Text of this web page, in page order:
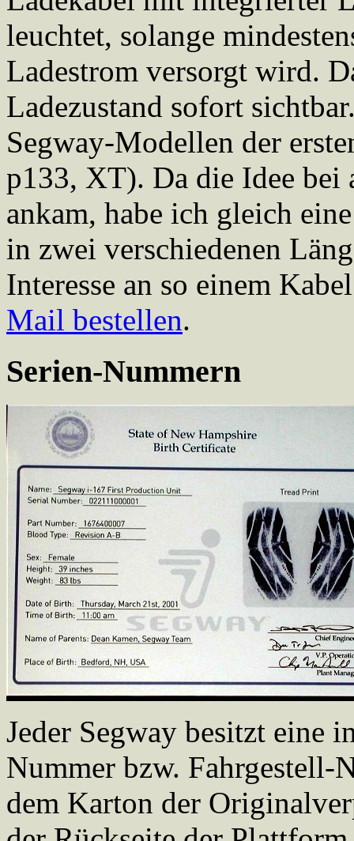
leuchtet, solange
Ladestrom versorgt wird.
Ladezustand sofort
Segway-Modellen der
p133, XT). Da die Idee bei
ankam, habe ich gleich
in zwei verschiedenen
Interesse an so einem
Mail bestellen.
Serien-Nummern
Jeder Segway besitzt eine
Nummer bzw. Fahrgestell-
dem Karton der